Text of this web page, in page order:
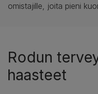
omistajille, joita pieni
Rodun
haasteet